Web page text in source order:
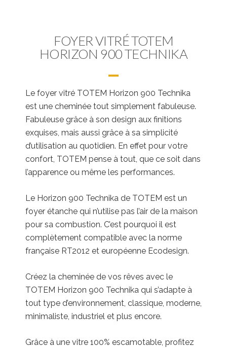
FOYER VITRÉ TOTEM
HORIZON 900 TECHNIKA
Le foyer vitré TOTEM Horizon 900 Technika
est une cheminée tout simplement fabuleuse.
Fabuleuse grâce à son design aux finitions
exquises, mais aussi grâce à sa simplicité
d’utilisation au quotidien. En effet pour votre
confort, TOTEM pense à tout, que ce soit dans
l’apparence ou même les performances.
Le Horizon 900 Technika de TOTEM est un
foyer étanche qui n’utilise pas l’air de la maison
pour sa combustion. C’est pourquoi il est
complètement compatible avec la norme
française RT2012 et européenne Ecodesign.
Créez la cheminée de vos rêves avec le
TOTEM Horizon 900 Technika qui s’adapte à
tout type d’environnement, classique, moderne,
minimaliste, industriel et plus encore.
Grâce à une vitre 100% escamotable, profitez